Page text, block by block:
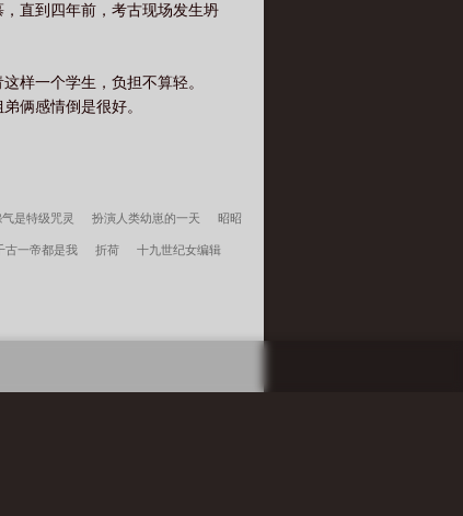
直到四年前，考古现场发生坍
样一个学生，负担不算轻。
俩感情倒是很好。
是特级咒灵 扮演人类幼崽的一天 昭昭
古一帝都是我 折荷 十九世纪女编辑